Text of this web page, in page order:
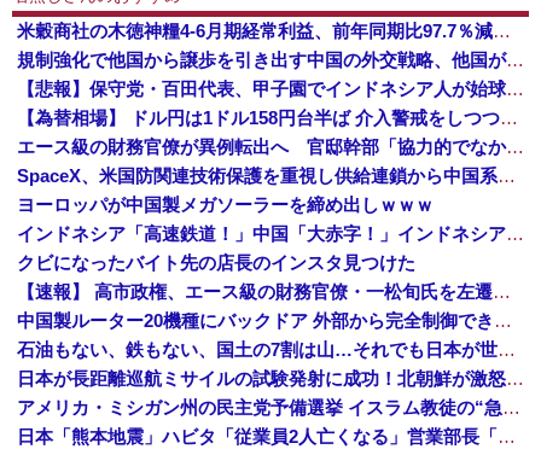
米穀商社の木徳神糧4-6月期経常利益、前年同期比97.7％減の0.7億円に減益
規制強化で他国から譲歩を引き出す中国の外交戦略、他国がサプライチェーン変更で対抗した結果……
【悲報】保守党・百田代表、甲子園でインドネシア人が始球式登場に怒り「甲子園を政治利用するな！」
【為替相場】 ドル円は1ドル158円台半ば 介入警戒をしつつ円売りが続行
エース級の財務官僚が異例転出へ 官邸幹部「協力的でなかったから」 [8/6]
SpaceX、米国防関連技術保護を重視し供給連鎖から中国系を完全排除へ 供給業者に「中国籍人員をSpaceX向けの生産に関わらせないこと」「中国...
ヨーロッパが中国製メガソーラーを締め出しｗｗｗ
インドネシア「高速鉄道！」中国「大赤字！」インドネシア「運営会社の株式購入！（負債対策」中国「はい（巨額負債」インドネシア「700km延伸計画！（実質中止」→
クビになったバイト先の店長のインスタ見つけた
【速報】 高市政権、エース級の財務官僚・一松旬氏を左遷「彼は協力的でなかった」財務省の言いなりではないことが判明
中国製ルーター20機種にバックドア 外部から完全制御できる機能が仕込まれていた
石油もない、鉄もない、国土の7割は山…それでも日本が世界屈指の経済大国になれた「勤勉さ」以外の勝因！
日本が長距離巡航ミサイルの試験発射に成功！北朝鮮が激怒「日本が戦争国家になろうとしている」「絶対に傍観しない、必ず後悔させる」
アメリカ・ミシガン州の民主党予備選挙 イスラム教徒の“急進左派”候補が勝利確実に⋯トランプ氏は批判
日本「熊本地震」ハビタ「従業員2人亡くなる」営業部長「イオンのスタッフに制止されなかった」日本「部長が連絡後の店員行動を証言（謎」イオン「再入館可能の事実ない」→